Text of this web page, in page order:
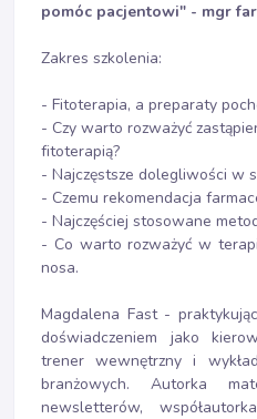
pomóc pacjentowi" - mgr
Zakres szkolenia:
- Fitoterapia, a preparaty
- Czy warto rozważyć
fitoterapią?
- Najczęstsze dolegliwości w
- Czemu rekomendacja
- Najczęściej stosowane
- Co warto rozważyć w
nosa.
Magdalena Fast -
doświadczeniem jako
trener wewnętrzny i
branżowych. Autorka
newsletterów,